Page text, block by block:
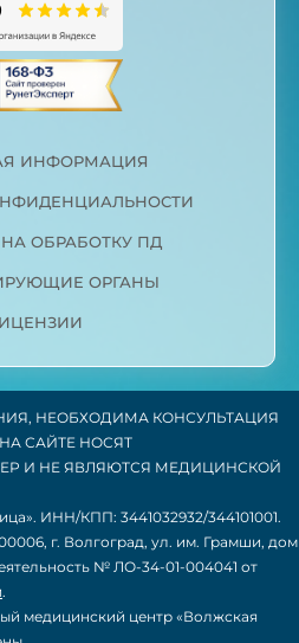
ИНФОРМАЦИЯ
ОБРАБОТКУ ПД
ОРГАНЫ
НЕОБХОДИМА КОНСУЛЬТАЦИЯ
САЙТЕ НОСЯТ
И НЕ ЯВЛЯЮТСЯ МЕДИЦИНСКОЙ
ИНН/КПП: 3441032932/344101001.
г. Волгоград, ул. им. Грамши, дом
№ ЛО-34-01-004041 от
.
медицинский центр «Волжская